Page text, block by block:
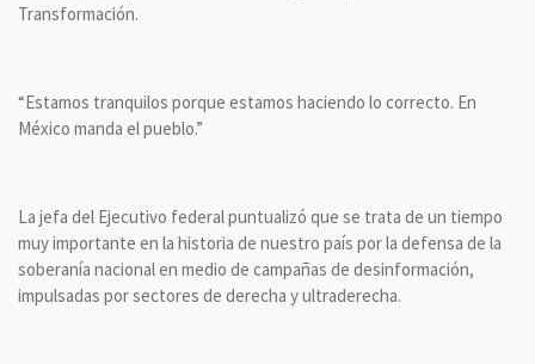
Transformación.
“Estamos tranquilos porque estamos haciendo lo correcto. En
México manda el pueblo.”
La jefa del Ejecutivo federal puntualizó que se trata de un tiempo
muy importante en la historia de nuestro país por la defensa de la
soberanía nacional en medio de campañas de desinformación,
impulsadas por sectores de derecha y ultraderecha.